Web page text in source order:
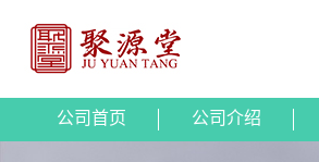
公司首页 公司介绍